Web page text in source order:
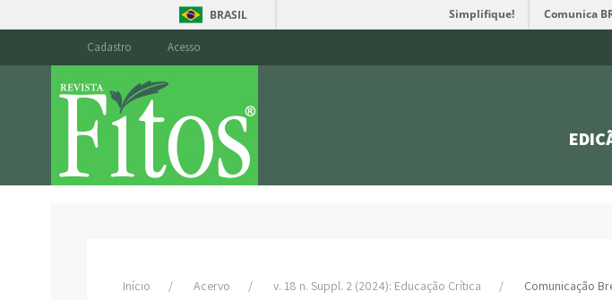
BRASIL Simplifique! Comunica
Cadastro Acesso
Início Acervo v. 18 n. Suppl. 2 (2024): Educação Crítica Comunicação